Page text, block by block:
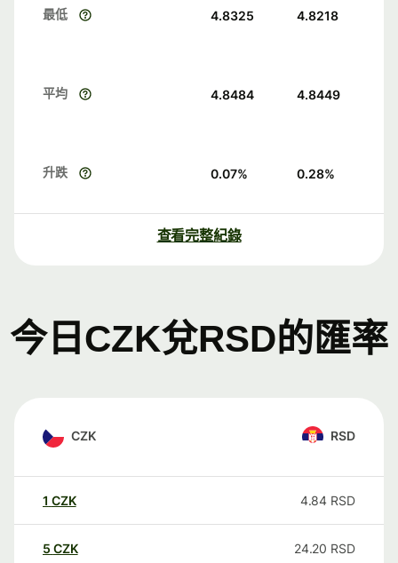
最低 4.8325 4.8218
平均 4.8484 4.8449
升跌 0.07% 0.28%
查看完整紀錄
今日CZK兌RSD的匯率
CZK RSD
1 CZK 4.84 RSD
5 CZK 24.20 RSD